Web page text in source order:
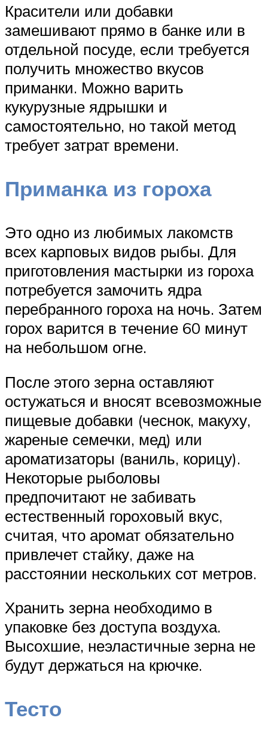
Красители или добавки
замешивают прямо в банке или в
отдельной посуде, если требуется
получить множество вкусов
приманки. Можно варить
кукурузные ядрышки и
самостоятельно, но такой метод
требует затрат времени.
Приманка из гороха
Это одно из любимых лакомств
всех карповых видов рыбы. Для
приготовления мастырки из гороха
потребуется замочить ядра
перебранного гороха на ночь. Затем
горох варится в течение 60 минут
на небольшом огне.
После этого зерна оставляют
остужаться и вносят всевозможные
пищевые добавки (чеснок, макуху,
жареные семечки, мед) или
ароматизаторы (ваниль, корицу).
Некоторые рыболовы
предпочитают не забивать
естественный гороховый вкус,
считая, что аромат обязательно
привлечет стайку, даже на
расстоянии нескольких сот метров.
Хранить зерна необходимо в
упаковке без доступа воздуха.
Высохшие, неэластичные зерна не
будут держаться на крючке.
Тесто